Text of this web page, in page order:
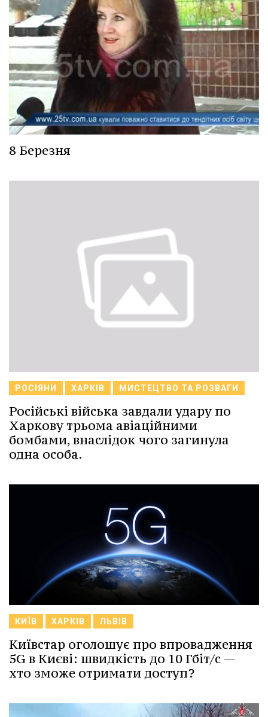
8 Березня
РОСІЯНИ ХАРКІВ МИСТЕЦТВО ТА РОЗВАГИ
Російські війська завдали удару по
Харкову трьома авіаційними
бомбами, внаслідок чого загинула
одна особа.
КИЇВ ХАРКІВ ЛЬВІВ
Київстар оголошує про впровадження
5G в Києві: швидкість до 10 Гбіт/с —
хто зможе отримати доступ?